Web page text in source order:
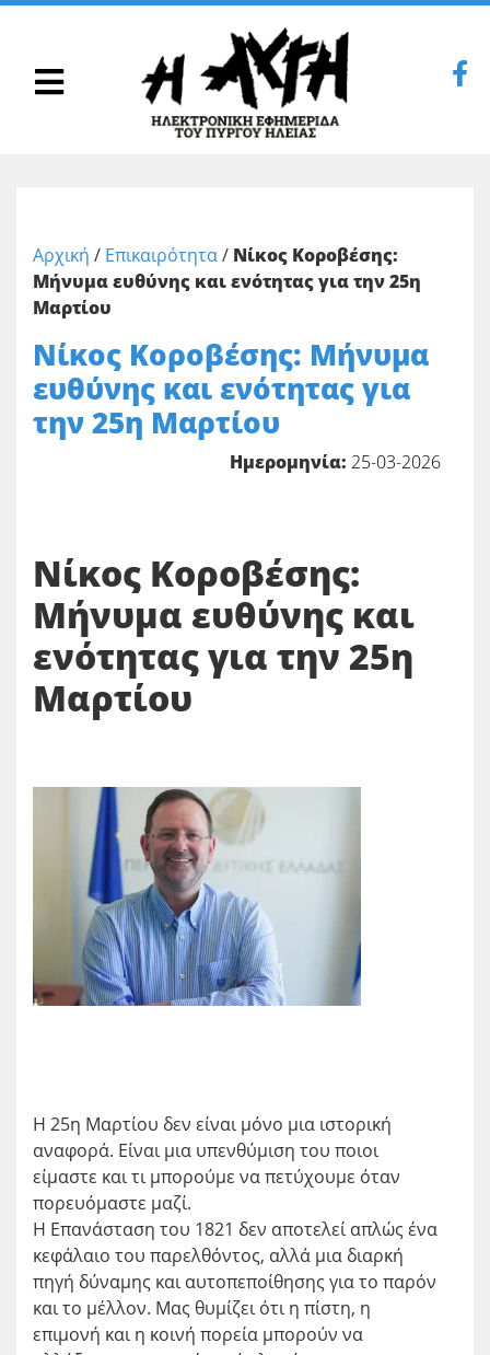
Αρχική / Επικαιρότητα/ Νίκος Κοροβέσης:
Μήνυμα ευθύνης και ενότητας για την 25η
Μαρτίου
Νίκος Κοροβέσης: Μήνυμα
ευθύνης και ενότητας για
την 25η Μαρτίου
Ημερομηνία: 25-03-2026
Νίκος Κοροβέσης:
Μήνυμα ευθύνης και
ενότητας για την 25η
Μαρτίου
Η 25η Μαρτίου δεν είναι μόνο μια ιστορική
αναφορά. Είναι μια υπενθύμιση του ποιοι
είμαστε και τι μπορούμε να πετύχουμε όταν
πορευόμαστε μαζί.
Η Επανάσταση του 1821 δεν αποτελεί απλώς ένα
κεφάλαιο του παρελθόντος, αλλά μια διαρκή
πηγή δύναμης και αυτοπεποίθησης για το παρόν
και το μέλλον. Μας θυμίζει ότι η πίστη, η
επιμονή και η κοινή πορεία μπορούν να